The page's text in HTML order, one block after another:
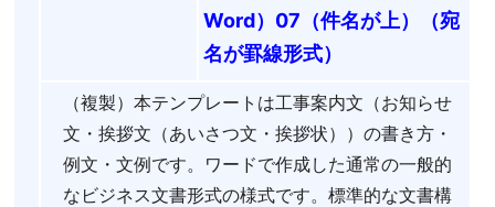
Word）07（件名が上）（宛
名が罫線形式）
（複製）本テンプレートは工事案内文（お知らせ
文・挨拶文（あいさつ文・挨拶状））の書き方・
例文・文例です。ワードで作成した通常の一般的
なビジネス文書形式の様式です。標準的な文書構